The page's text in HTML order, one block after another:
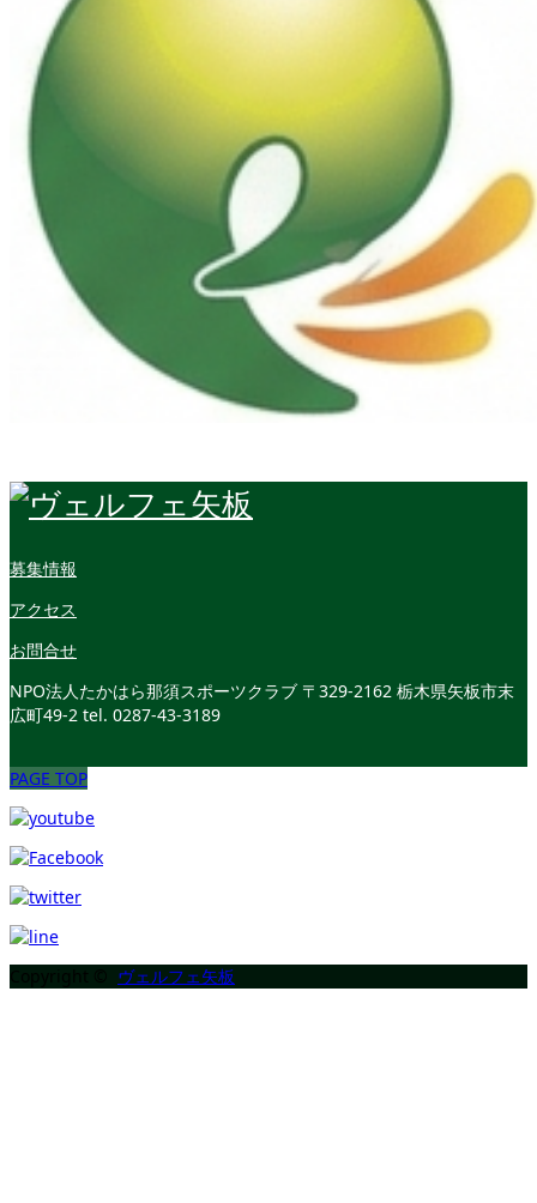
募集情報
アクセス
お問合せ
NPO法人たかはら那須スポーツクラブ 〒329-2162 栃木県矢板市末
広町49-2 tel. 0287-43-3189
PAGE TOP
ヴェルフェ矢板